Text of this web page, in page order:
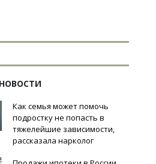
Как семья может помочь
подростку не попасть в
тяжелейшие зависимости,
рассказала нарколог